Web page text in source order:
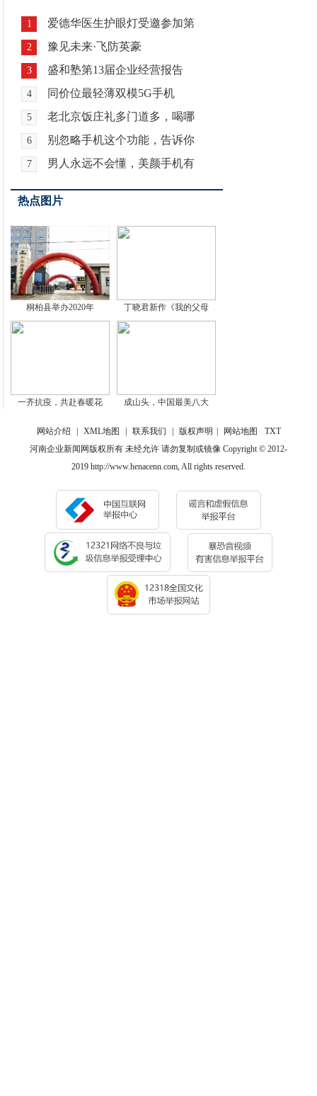
1 爱德华医生护眼灯受邀参加第
2 豫见未来·飞防英豪
3 盛和塾第13届企业经营报告
4 同价位最轻薄双模5G手机
5 老北京饭庄礼多门道多，喝哪
6 别忽略手机这个功能，告诉你
7 男人永远不会懂，美颜手机有
热点图片
桐柏县举办2020年 丁晓君新作《我的父母
一齐抗疫，共赴春暖花 成山头，中国最美八大
网站介绍 XML地图 联系我们 版权声明 网站地图
TXT
河南企业新闻网版权所有 未经允许 请勿复制或镜像 Copyright © 2012-
2019 http://www.henacenn.com, All rights reserved.